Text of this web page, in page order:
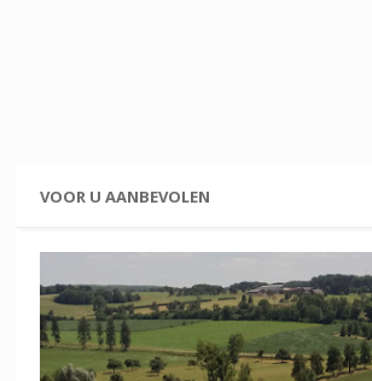
VOOR U AANBEVOLEN